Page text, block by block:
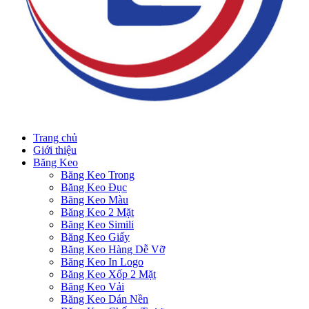
Trang chủ
Giới thiệu
Băng Keo
Băng Keo Trong
Băng Keo Đục
Băng Keo Màu
Băng Keo 2 Mặt
Băng Keo Simili
Băng Keo Giấy
Băng Keo Hàng Dễ Vỡ
Băng Keo In Logo
Băng Keo Xốp 2 Mặt
Băng Keo Vải
Băng Keo Dán Nền